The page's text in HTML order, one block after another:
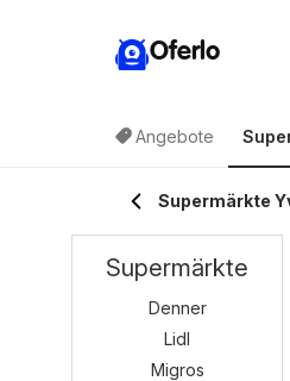
Oferlo
Angebote
Supermärkte
Supermärkte
Denner
Lidl
Migros